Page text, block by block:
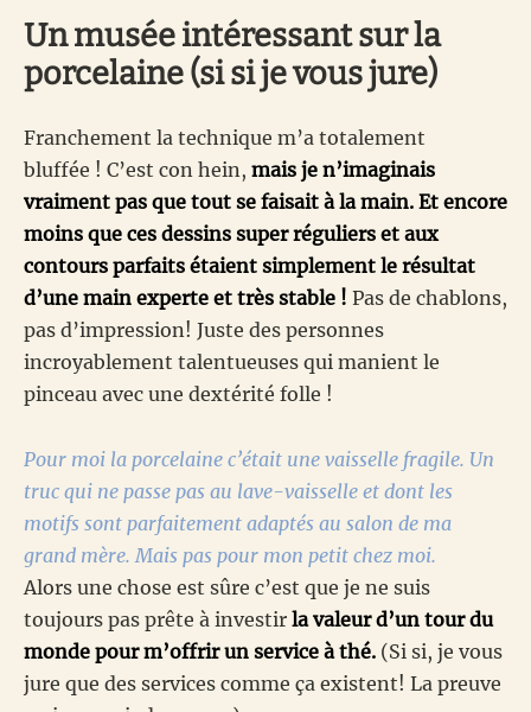
Un musée intéressant sur la
porcelaine (si si je vous jure)
Franchement la technique m’a totalement
bluffée ! C’est con hein, mais je n’imaginais
vraiment pas que tout se faisait à la main. Et encore
moins que ces dessins super réguliers et aux
contours parfaits étaient simplement le résultat
d’une main experte et très stable ! Pas de chablons,
pas d’impression! Juste des personnes
incroyablement talentueuses qui manient le
pinceau avec une dextérité folle !
Pour moi la porcelaine c’était une vaisselle fragile. Un
truc qui ne passe pas au lave-vaisselle et dont les
motifs sont parfaitement adaptés au salon de ma
grand mère. Mais pas pour mon petit chez moi.
Alors une chose est sûre c’est que je ne suis
toujours pas prête à investir la valeur d’un tour du
monde pour m’offrir un service à thé. (Si si, je vous
jure que des services comme ça existent! La preuve